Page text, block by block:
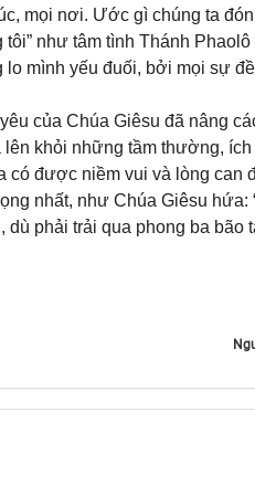
mọi nơi. Ước gì chúng ta
như tâm tình Thánh
mình yếu đuối, bởi mọi sự
của Chúa Giêsu đã nâng
khỏi những tầm thường,
được niềm vui và lòng can
nhất, như Chúa Giêsu hứa:
phải trải qua phong ba bão